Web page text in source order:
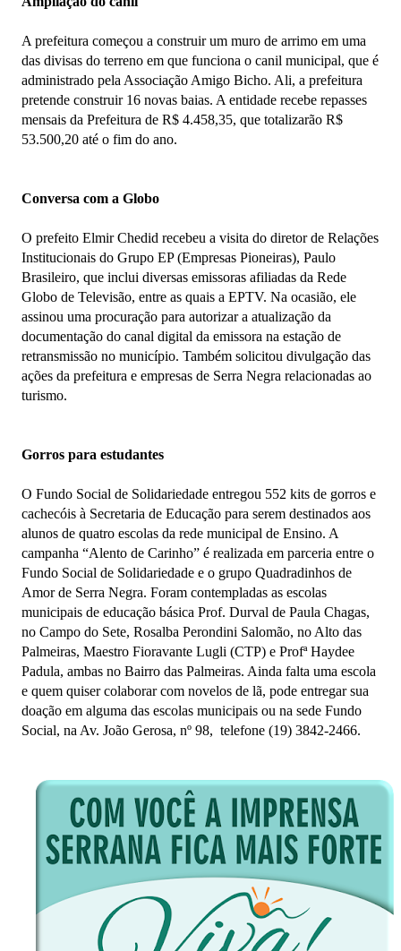
A prefeitura começou a construir um muro de arrimo em uma
das divisas do terreno em que funciona o canil municipal, que é
administrado pela Associação Amigo Bicho. Ali, a prefeitura
pretende construir 16 novas baias. A entidade recebe repasses
mensais da Prefeitura de R$ 4.458,35, que totalizarão R$
53.500,20 até o fim do ano.
Conversa com a Globo
O prefeito Elmir Chedid recebeu a visita do diretor de Relações
Institucionais do Grupo EP (Empresas Pioneiras), Paulo
Brasileiro, que inclui diversas emissoras afiliadas da Rede
Globo de Televisão, entre as quais a EPTV. Na ocasião, ele
assinou uma procuração para autorizar a atualização da
documentação do canal digital da emissora na estação de
retransmissão no município. Também solicitou divulgação das
ações da prefeitura e empresas de Serra Negra relacionadas ao
turismo.
Gorros para estudantes
O Fundo Social de Solidariedade entregou 552 kits de gorros e
cachecóis à Secretaria de Educação para serem destinados aos
alunos de quatro escolas da rede municipal de Ensino. A
campanha “Alento de Carinho” é realizada em parceria entre o
Fundo Social de Solidariedade e o grupo Quadradinhos de
Amor de Serra Negra. Foram contempladas as escolas
municipais de educação básica Prof. Durval de Paula Chagas,
no Campo do Sete, Rosalba Perondini Salomão, no Alto das
Palmeiras, Maestro Fioravante Lugli (CTP) e Profª Haydee
Padula, ambas no Bairro das Palmeiras. Ainda falta uma escola
e quem quiser colaborar com novelos de lã, pode entregar sua
doação em alguma das escolas municipais ou na sede Fundo
Social, na Av. João Gerosa, nº 98, telefone (19) 3842-2466.